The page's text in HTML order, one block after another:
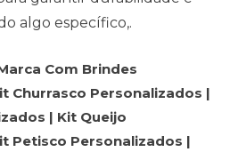
algo específico,.
Com Brindes
Churrasco Personalizados |
| Kit Queijo
Petisco Personalizados |